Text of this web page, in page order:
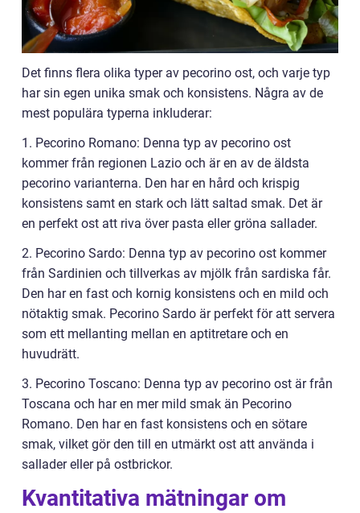
Det finns flera olika typer av pecorino ost, och varje typ
har sin egen unika smak och konsistens. Några av de
mest populära typerna inkluderar:
1. Pecorino Romano: Denna typ av pecorino ost
kommer från regionen Lazio och är en av de äldsta
pecorino varianterna. Den har en hård och krispig
konsistens samt en stark och lätt saltad smak. Det är
en perfekt ost att riva över pasta eller gröna sallader.
2. Pecorino Sardo: Denna typ av pecorino ost kommer
från Sardinien och tillverkas av mjölk från sardiska får.
Den har en fast och kornig konsistens och en mild och
nötaktig smak. Pecorino Sardo är perfekt för att servera
som ett mellanting mellan en aptitretare och en
huvudrätt.
3. Pecorino Toscano: Denna typ av pecorino ost är från
Toscana och har en mer mild smak än Pecorino
Romano. Den har en fast konsistens och en sötare
smak, vilket gör den till en utmärkt ost att använda i
sallader eller på ostbrickor.
Kvantitativa mätningar om